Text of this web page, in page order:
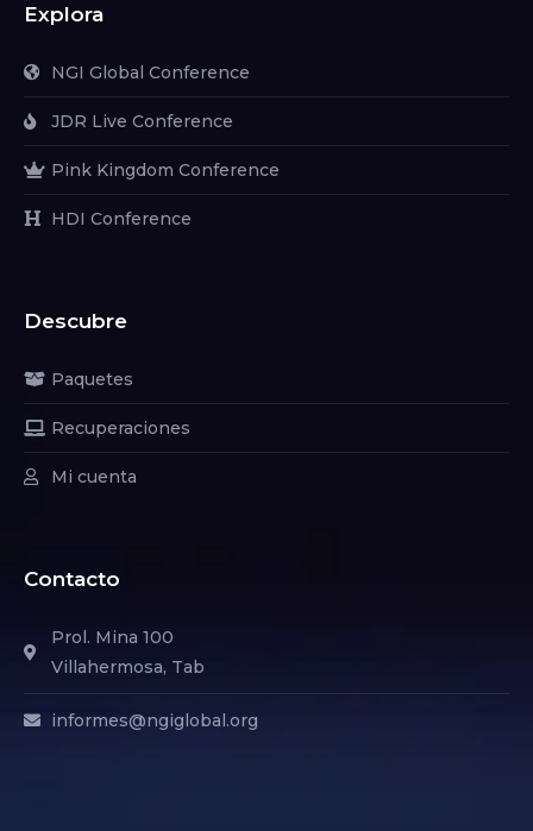
Explora
NGI Global Conference
JDR Live Conference
Pink Kingdom Conference
HDI Conference
Descubre
Paquetes
Recuperaciones
Mi cuenta
Contacto
Prol. Mina 100
Villahermosa, Tab
informes@ngiglobal.org